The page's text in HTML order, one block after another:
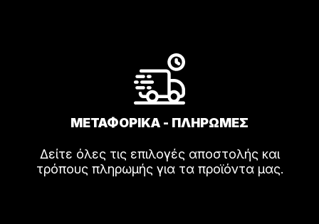
ΜΕΤΑΦΟΡΙΚΑ - ΠΛΗΡΩΜΕΣ
Δείτε όλες τις επιλογές αποστολής και
τρόπους πληρωμής για τα προϊόντα μας.